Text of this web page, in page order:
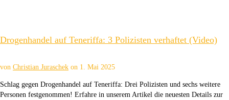
Drogenhandel auf Teneriffa: 3 Polizisten verhaftet (Video)
von Christian Juraschek on 1. Mai 2025
Schlag gegen Drogenhandel auf Teneriffa: Drei Polizisten und sechs weitere
Personen festgenommen! Erfahre in unserem Artikel die neuesten Details zur